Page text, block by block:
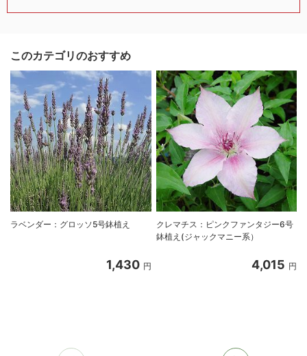
このカテゴリのおすすめ
ラベンダー：グロッソ5号鉢植え
1,430 円
クレマチス：ピンクファンタジー6号
鉢植え(ジャックマニー系）
4,015 円